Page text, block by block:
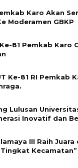
Karo Akan
Moderamen GBKP
81 Pemkab Karo
Ke-81 RI Pemkab
Lulusan
Inovatif dan
III Raih
Kecamatan”